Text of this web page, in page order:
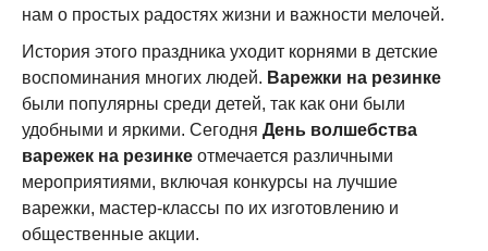
нам о простых радостях жизни и важности мелочей.
История этого праздника уходит корнями в детские
воспоминания многих людей. Варежки на резинке
были популярны среди детей, так как они были
удобными и яркими. Сегодня День волшебства
варежек на резинке отмечается различными
мероприятиями, включая конкурсы на лучшие
варежки, мастер-классы по их изготовлению и
общественные акции.